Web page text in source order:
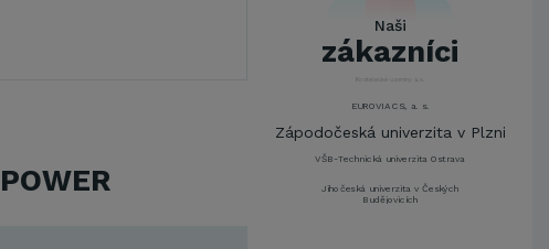
Naši
zákazníci
Brně,Správa kolejí a menz
Arcibiskupství pražské
Kostelecké uzeniny a.s.
EUROVIA CS, a. s.
Zápodočeská univerzita v Plzni
VŠB-Technická univerzita Ostrava
Jihočeská univerzita v Českých
Budějovicích